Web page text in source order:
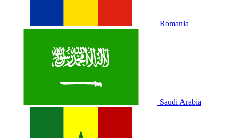
Romania
Saudi Arabia